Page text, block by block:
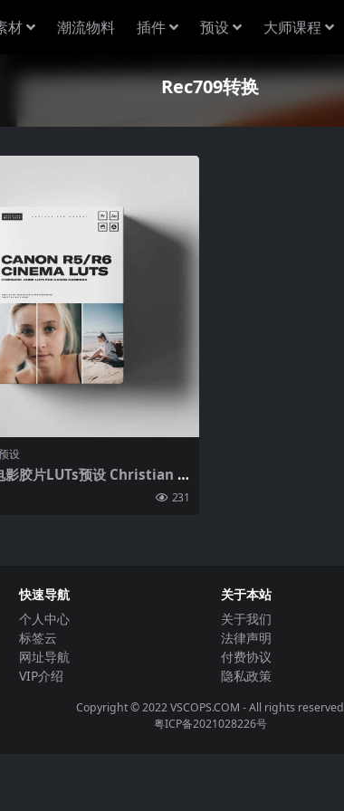
材 潮流物料 插件 预设 大师课程
Rec709转换
设
影胶片LUTs预设 Christian M
LUTs CLog3转Rec7
231
快速导航
个人中心
标签云
网址导航
VIP介绍
关于本站
关于我们
法律声明
付费协议
隐私政策
Copyright © 2022VSCOPS.COM - All rights reserved
粤ICP备2021028226号